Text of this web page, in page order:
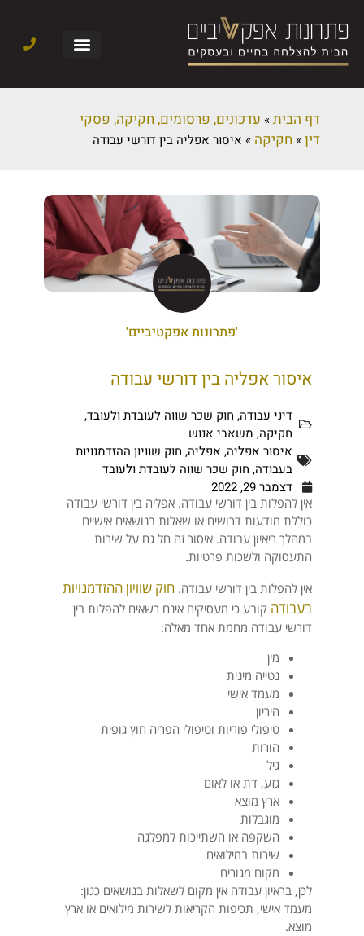
דף הבית» עדכונים, פרסומים, חקיקה, פסקי
דין» חקיקה » איסור אפליה בין דורשי עבודה
'פתרונות אפקטיביים'
איסור אפליה בין דורשי עבודה
דיני עבודה, חוק שכר שווה לעובדת ולעובד,
חקיקה, משאבי אנוש
איסור אפליה, אפליה, חוק שוויון ההזדמנויות
בעבודה, חוק שכר שווה לעובדת ולעובד
דצמבר 29, 2022
אין להפלות בין דורשי עבודה. אפליה בין דורשי עבודה
כוללת מודעות דרושים או שאלות בנושאים אישיים
במהלך ריאיון עבודה. איסור זה חל גם על שירות
התעסוקה ולשכות פרטיות.
אין להפלות בין דורשי עבודה. חוק שוויון ההזדמנויות
בעבודה קובע כי מעסיקים אינם רשאים להפלות בין
דורשי עבודה מחמת אחד מאלה:
מין
נטייה מינית
מעמד אישי
היריון
טיפולי פוריות וטיפולי הפריה חוץ גופית
הורות
גיל
גזע, דת או לאום
ארץ מוצא
מוגבלות
השקפה או השתייכות למפלגה
שירות במילואים
מקום מגורים
לכן, בראיון עבודה אין מקום לשאלות בנושאים כגון:
מעמד אישי, תכיפות הקריאות לשירות מילואים או ארץ
מוצא.